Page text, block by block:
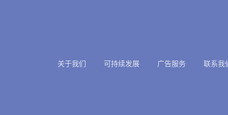
关于我们 可持续发展 广告服务 联系我